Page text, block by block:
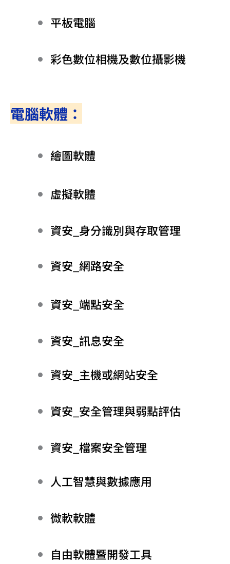
平板電腦
彩色數位相機及數位攝影機
電腦軟體：
繪圖軟體
虛擬軟體
資安_身分識別與存取管理
資安_網路安全
資安_端點安全
資安_訊息安全
資安_主機或網站安全
資安_安全管理與弱點評估
資安_檔案安全管理
人工智慧與數據應用
微軟軟體
自由軟體暨開發工具